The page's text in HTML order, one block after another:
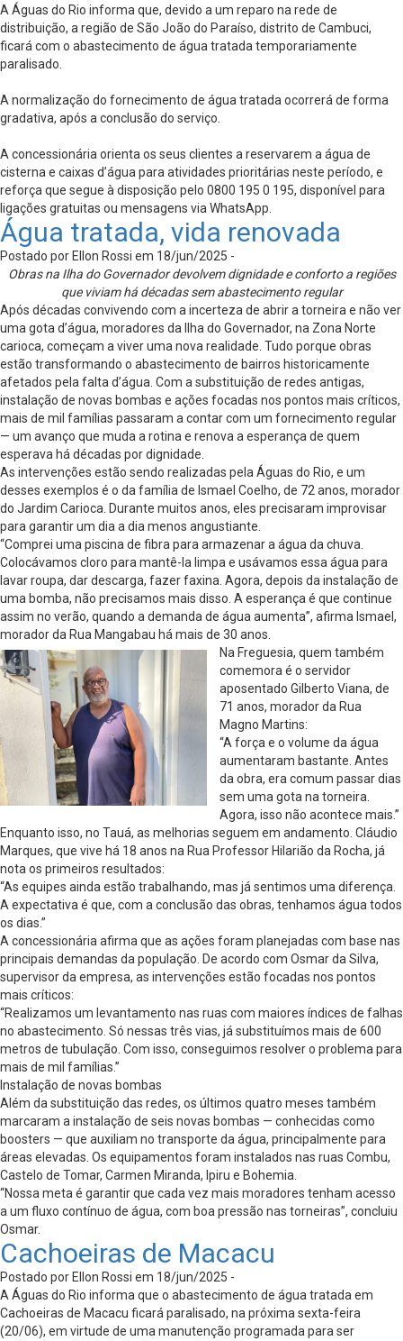
A Águas do Rio informa que, devido a um reparo na rede de
distribuição, a região de São João do Paraíso, distrito de Cambuci,
ficará com o abastecimento de água tratada temporariamente
paralisado.
A normalização do fornecimento de água tratada ocorrerá de forma
gradativa, após a conclusão do serviço.
A concessionária orienta os seus clientes a reservarem a água de
cisterna e caixas d’água para atividades prioritárias neste período, e
reforça que segue à disposição pelo 0800 195 0 195, disponível para
ligações gratuitas ou mensagens via WhatsApp.
Água tratada, vida renovada
Postado por Ellon Rossi em 18/jun/2025 -
Obras na Ilha do Governador devolvem dignidade e conforto a regiões
que viviam há décadas sem abastecimento regular
Após décadas convivendo com a incerteza de abrir a torneira e não ver
uma gota d’água, moradores da Ilha do Governador, na Zona Norte
carioca, começam a viver uma nova realidade. Tudo porque obras
estão transformando o abastecimento de bairros historicamente
afetados pela falta d’água. Com a substituição de redes antigas,
instalação de novas bombas e ações focadas nos pontos mais críticos,
mais de mil famílias passaram a contar com um fornecimento regular
— um avanço que muda a rotina e renova a esperança de quem
esperava há décadas por dignidade.
As intervenções estão sendo realizadas pela Águas do Rio, e um
desses exemplos é o da família de Ismael Coelho, de 72 anos, morador
do Jardim Carioca. Durante muitos anos, eles precisaram improvisar
para garantir um dia a dia menos angustiante.
“Comprei uma piscina de fibra para armazenar a água da chuva.
Colocávamos cloro para mantê-la limpa e usávamos essa água para
lavar roupa, dar descarga, fazer faxina. Agora, depois da instalação de
uma bomba, não precisamos mais disso. A esperança é que continue
assim no verão, quando a demanda de água aumenta”, afirma Ismael,
morador da Rua Mangabau há mais de 30 anos.
Na Freguesia, quem também
comemora é o servidor
aposentado Gilberto Viana, de
71 anos, morador da Rua
Magno Martins:
“A força e o volume da água
aumentaram bastante. Antes
da obra, era comum passar dias
sem uma gota na torneira.
Agora, isso não acontece mais.”
Enquanto isso, no Tauá, as melhorias seguem em andamento. Cláudio
Marques, que vive há 18 anos na Rua Professor Hilarião da Rocha, já
nota os primeiros resultados:
“As equipes ainda estão trabalhando, mas já sentimos uma diferença.
A expectativa é que, com a conclusão das obras, tenhamos água todos
os dias.”
A concessionária afirma que as ações foram planejadas com base nas
principais demandas da população. De acordo com Osmar da Silva,
supervisor da empresa, as intervenções estão focadas nos pontos
mais críticos:
“Realizamos um levantamento nas ruas com maiores índices de falhas
no abastecimento. Só nessas três vias, já substituímos mais de 600
metros de tubulação. Com isso, conseguimos resolver o problema para
mais de mil famílias.”
Instalação de novas bombas
Além da substituição das redes, os últimos quatro meses também
marcaram a instalação de seis novas bombas — conhecidas como
boosters — que auxiliam no transporte da água, principalmente para
áreas elevadas. Os equipamentos foram instalados nas ruas Combu,
Castelo de Tomar, Carmen Miranda, Ipiru e Bohemia.
“Nossa meta é garantir que cada vez mais moradores tenham acesso
a um fluxo contínuo de água, com boa pressão nas torneiras”, concluiu
Osmar.
Cachoeiras de Macacu
Postado por Ellon Rossi em 18/jun/2025 -
A Águas do Rio informa que o abastecimento de água tratada em
Cachoeiras de Macacu ficará paralisado, na próxima sexta-feira
(20/06), em virtude de uma manutenção programada para ser